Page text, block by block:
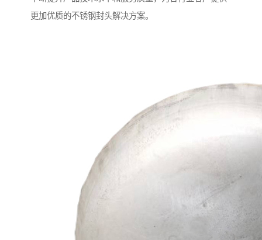
更加优质的不锈钢封头解决方案。